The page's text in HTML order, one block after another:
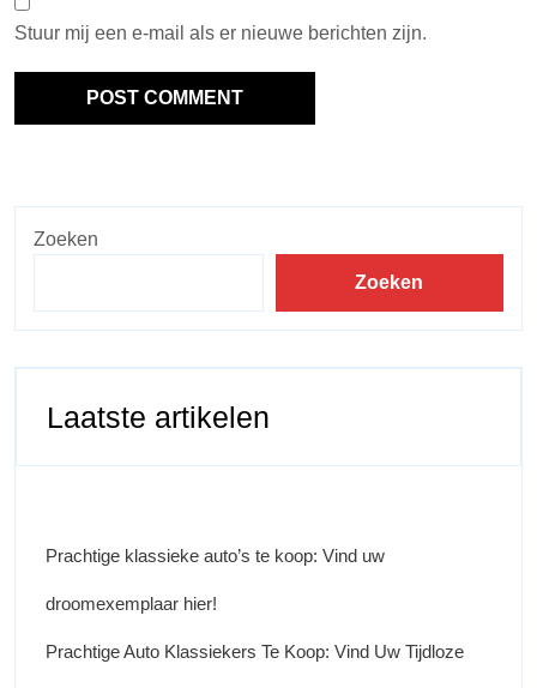
Stuur mij een e-mail als er nieuwe berichten zijn.
Zoeken
Zoeken
Laatste artikelen
Prachtige klassieke auto’s te koop: Vind uw
droomexemplaar hier!
Prachtige Auto Klassiekers Te Koop: Vind Uw Tijdloze